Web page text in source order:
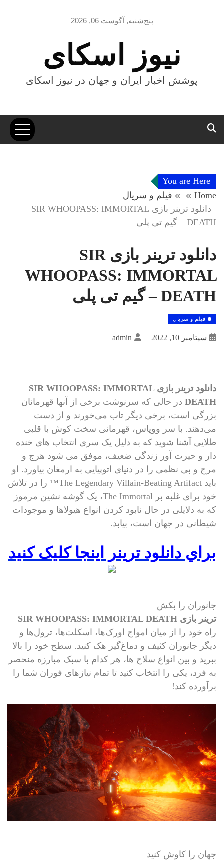
پنج‌شنبه, آگوست 06, 2026
نیوز اسکای
پوشش اخبار ایران و جهان در نیوز اسکای
You are Here
Home
فیلم و سریال
دانلود ترینر بازی SIR WHOOPASS: IMMORTAL
DEATH – گیم تی پلی
دانلود ترینر بازی SIR
WHOOPASS: IMMORTAL
DEATH – گیم تی پلی
فیلم و سریال
سپتامبر 10, 2022 admin
دانلود ترینر بازی SIR WHOOPASS: IMMORTAL
DEATH در حالی که سرنوشت برخی از آنها قهرمانان
بزرگی است، برخی دیگر تاب می‌خورند و از دست
می‌دهند. با سر ووپاس، قهرمانی سخت کوش با قلبی
طلایی آشنا شوید که به دلیل یک سری انتخاب های خنده
دار و حیرت آور زندگی ضعیف، موفق می شود هرج و
مرج و بی نظمی را در دنیای اتوپیایی به ارمغان بیاورد. او
باید The Legendary Villain-Beating Artifact™ را در تلاش
خود برای غلبه بر The Immortal، یک گوشه نشین مرموز
که به دلایلی در حال نابود کردن انواع هیولاها و موجودات
شیطانی در جهان است، بیابد.
براي دانلود ترینر اينجا کليک کنيد
جانوران را بکش
ترینر بازی SIR WHOOPASS: IMMORTAL DEATH
راه خود را از میان امواج اورک‌ها، اسکلت‌ها، ترول‌ها و
دیگر جانوران کثیف و دماغ‌گیر هک کنید. سطح خود را بالا
ببرید و بین انواع سلاح ها، هر کدام با سبک مبارزه منحصر
به فرد، یکی را انتخاب کنید تا تمام نیازهای فوران شما را
برآورده کند!
جهان را کاوش کنید